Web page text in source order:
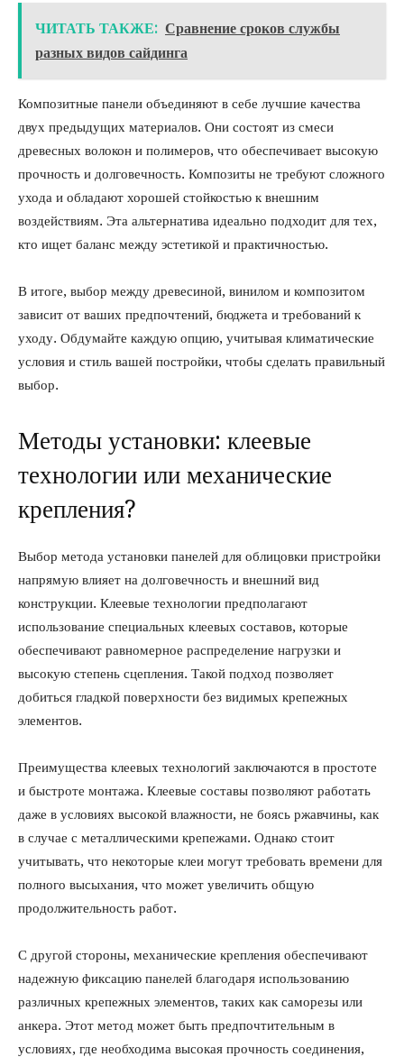
ЧИТАТЬ ТАКЖЕ: Сравнение сроков службы
разных видов сайдинга
Композитные панели объединяют в себе лучшие качества
двух предыдущих материалов. Они состоят из смеси
древесных волокон и полимеров, что обеспечивает высокую
прочность и долговечность. Композиты не требуют сложного
ухода и обладают хорошей стойкостью к внешним
воздействиям. Эта альтернатива идеально подходит для тех,
кто ищет баланс между эстетикой и практичностью.
В итоге, выбор между древесиной, винилом и композитом
зависит от ваших предпочтений, бюджета и требований к
уходу. Обдумайте каждую опцию, учитывая климатические
условия и стиль вашей постройки, чтобы сделать правильный
выбор.
Методы установки: клеевые
технологии или механические
крепления?
Выбор метода установки панелей для облицовки пристройки
напрямую влияет на долговечность и внешний вид
конструкции. Клеевые технологии предполагают
использование специальных клеевых составов, которые
обеспечивают равномерное распределение нагрузки и
высокую степень сцепления. Такой подход позволяет
добиться гладкой поверхности без видимых крепежных
элементов.
Преимущества клеевых технологий заключаются в простоте
и быстроте монтажа. Клеевые составы позволяют работать
даже в условиях высокой влажности, не боясь ржавчины, как
в случае с металлическими крепежами. Однако стоит
учитывать, что некоторые клеи могут требовать времени для
полного высыхания, что может увеличить общую
продолжительность работ.
С другой стороны, механические крепления обеспечивают
надежную фиксацию панелей благодаря использованию
различных крепежных элементов, таких как саморезы или
анкера. Этот метод может быть предпочтительным в
условиях, где необходима высокая прочность соединения,